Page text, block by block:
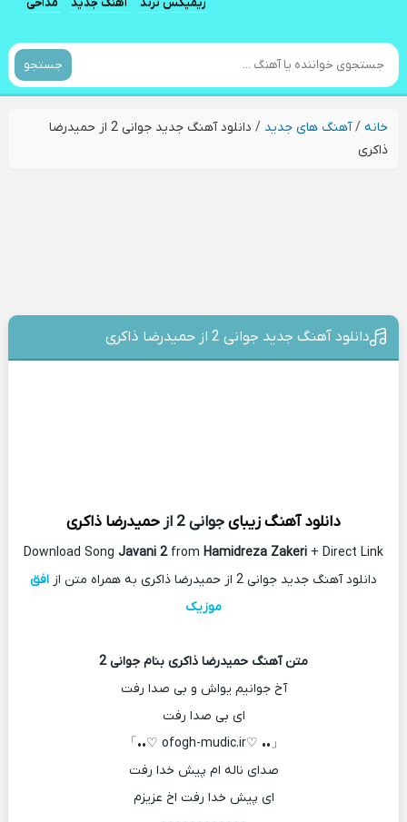
جستجو
خانه/آهنگ های جدید /
دانلود آهنگ جدید جوانی 2 از حمیدرضا
ذاکری
دانلود آهنگ جدید جوانی 2 از حمیدرضا ذاکری
دانلود آهنگ زیبایجوانی 2 از حمیدرضا ذاکری
Download Song Javani 2from Hamidreza Zakeri + Direct Link
دانلود آهنگ جدید جوانی 2 از حمیدرضا ذاکری به همراه متن از
افق
موزیک
متن آهنگ حمیدرضا ذاکری بنام جوانی 2
آخ جوانیم یواش و بی صدا رفت
ای بی صدا رفت
「•• ♡ofogh-mudic.ir ♡••」
صدای ناله ام پیش خدا رفت
ای پیش خدا رفت اخ عزیزم